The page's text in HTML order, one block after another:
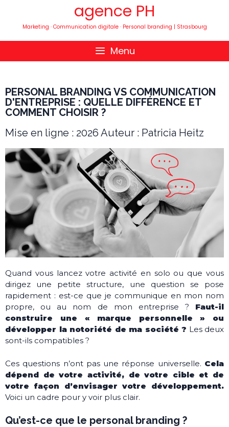
agence PH
Marketing · Communication digitale · Personal branding | Strasbourg
Menu
PERSONAL BRANDING VS COMMUNICATION
D'ENTREPRISE : QUELLE DIFFÉRENCE ET
COMMENT CHOISIR ?
Mise en ligne : 2026 Auteur : Patricia Heitz
Quand vous lancez votre activité en solo ou que vous
dirigez une petite structure, une question se pose
rapidement : est-ce que je communique en mon nom
propre, ou au nom de mon entreprise ? Faut-il
construire une « marque personnelle » ou
développer la notoriété de ma société ? Les deux
sont-ils compatibles ?
Ces questions n’ont pas une réponse universelle. Cela
dépend de votre activité, de votre cible et de
votre façon d’envisager votre développement.
Voici un cadre pour y voir plus clair.
Qu’est-ce que le personal branding ?